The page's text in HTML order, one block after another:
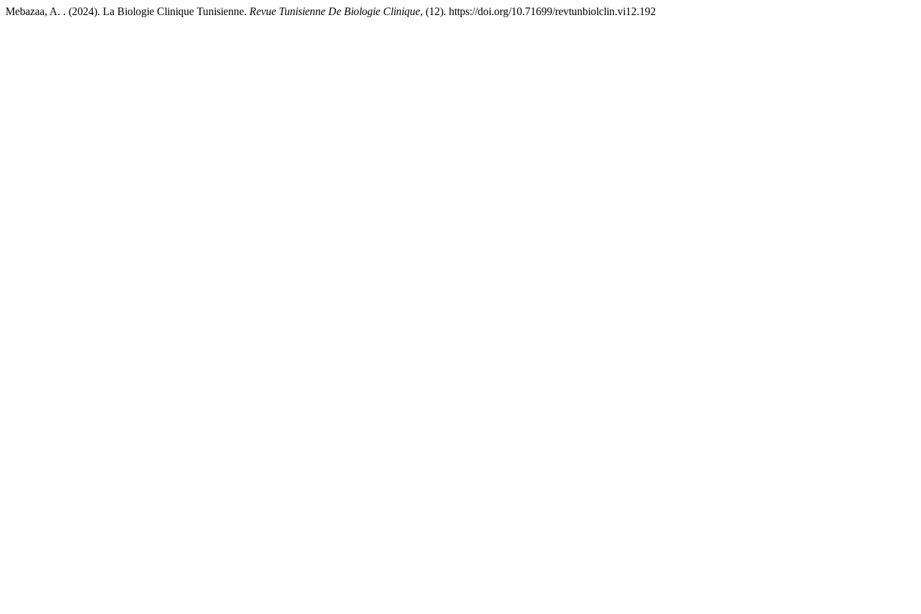
Mebazaa, A. . (2024). La Biologie Clinique Tunisienne. Revue Tunisienne De Biologie Clinique, (12). https://doi.org/10.71699/revtunbiolclin.vi12.192